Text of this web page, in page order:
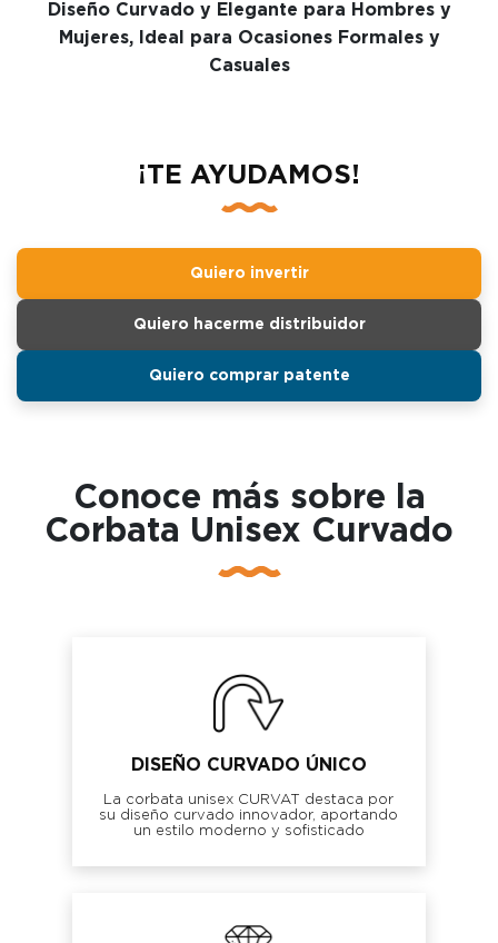
Diseño Curvado y Elegante para Hombres y
Mujeres, Ideal para Ocasiones Formales y
Casuales
¡TE AYUDAMOS!
Quiero invertir
Quiero hacerme distribuidor
Quiero comprar patente
Conoce más sobre la
Corbata Unisex Curvado
DISEÑO CURVADO ÚNICO
La corbata unisex CURVAT destaca por
su diseño curvado innovador, aportando
un estilo moderno y sofisticado